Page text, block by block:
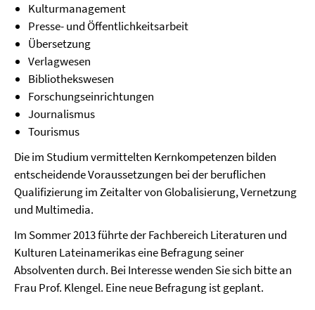
Kulturmanagement
Presse- und Öffentlichkeitsarbeit
Übersetzung
Verlagwesen
Bibliothekswesen
Forschungseinrichtungen
Journalismus
Tourismus
Die im Studium vermittelten Kernkompetenzen bilden
entscheidende Voraussetzungen bei der beruflichen
Qualifizierung im Zeitalter von Globalisierung, Vernetzung
und Multimedia.
Im Sommer 2013 führte der Fachbereich Literaturen und
Kulturen Lateinamerikas eine Befragung seiner
Absolventen durch. Bei Interesse wenden Sie sich bitte an
Frau Prof. Klengel. Eine neue Befragung ist geplant.